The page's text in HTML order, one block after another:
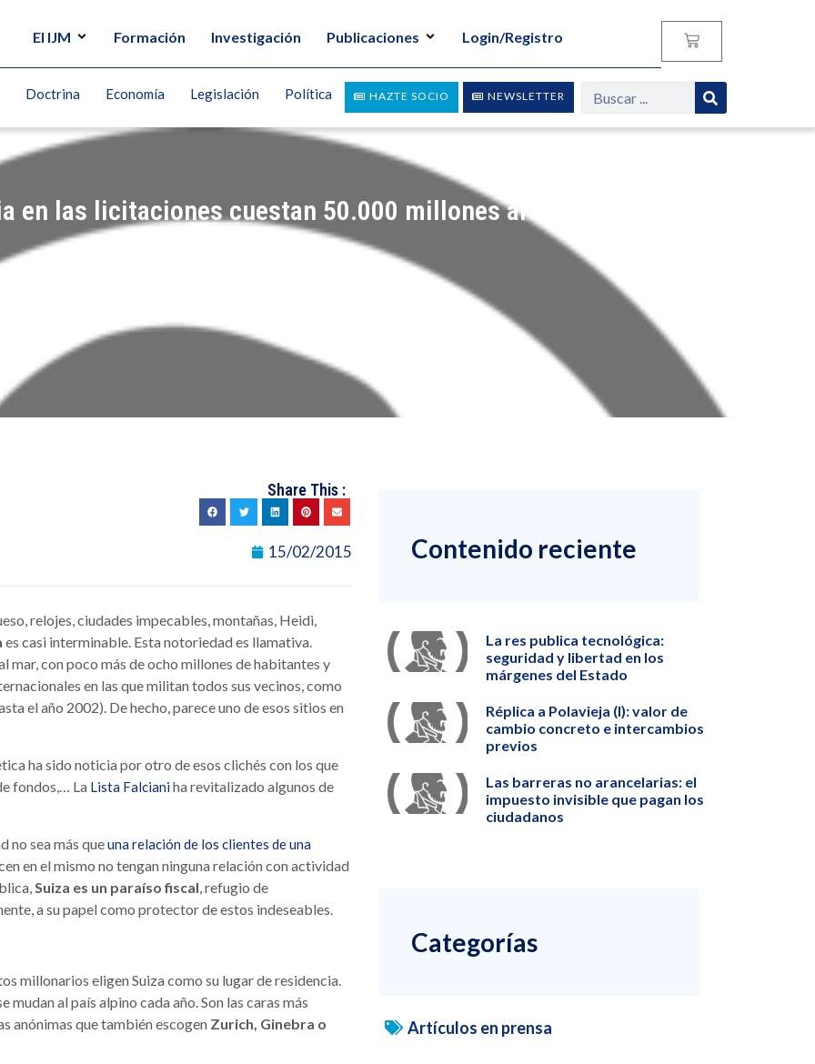
El IJM Formación Investigación Publicaciones Login/Registro
NEWSLETTER
HAZTE SOCIO
Doctrina Economía Legislación Política
en las licitaciones cuestan 50.000 millones al año
Share This :
15/02/2015
relojes, ciudades impecables, montañas, Heidi,
es casi interminable. Esta notoriedad es llamativa.
mar, con poco más de ocho millones de habitantes y
en las que militan todos sus vecinos, como
el año 2002). De hecho, parece uno de esos sitios en
ha sido noticia por otro de esos clichés con los que
fondos,… La Lista Falciani ha revitalizado algunos de
no sea más queuna relación de los clientes de una
en el mismo no tengan ninguna relación con actividad
Suiza es un paraíso fiscal, refugio de
a su papel como protector de estos indeseables.
millonarios eligen Suiza como su lugar de residencia.
al país alpino cada año. Son las caras más
anónimas que también escogen Zurich, Ginebra o
Contenido reciente
La res publica tecnológica:
seguridad y libertad en los
márgenes del Estado
Réplica a Polavieja (I): valor de
cambio concreto e intercambios
previos
Las barreras no arancelarias: el
impuesto invisible que pagan los
ciudadanos
Categorías
Artículos en prensa